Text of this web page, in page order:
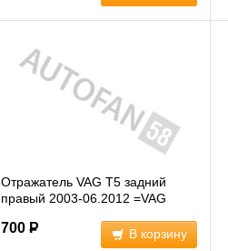
Отражатель VAG T5 задний
правый 2003-06.2012 =VAG
700 Р В корзину